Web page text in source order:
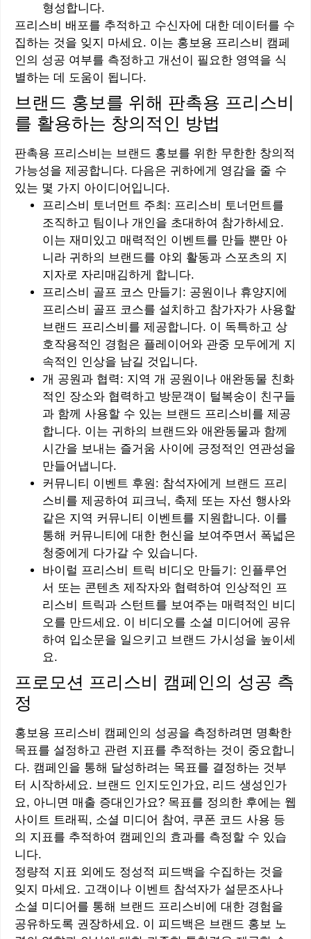
형성합니다.
프리스비 배포를 추적하고 수신자에 대한 데이터를 수
집하는 것을 잊지 마세요. 이는 홍보용 프리스비 캠페
인의 성공 여부를 측정하고 개선이 필요한 영역을 식
별하는 데 도움이 됩니다.
브랜드 홍보를 위해 판촉용 프리스비
를 활용하는 창의적인 방법
판촉용 프리스비는 브랜드 홍보를 위한 무한한 창의적
가능성을 제공합니다. 다음은 귀하에게 영감을 줄 수
있는 몇 가지 아이디어입니다.
프리스비 토너먼트 주최: 프리스비 토너먼트를
조직하고 팀이나 개인을 초대하여 참가하세요.
이는 재미있고 매력적인 이벤트를 만들 뿐만 아
니라 귀하의 브랜드를 야외 활동과 스포츠의 지
지자로 자리매김하게 합니다.
프리스비 골프 코스 만들기: 공원이나 휴양지에
프리스비 골프 코스를 설치하고 참가자가 사용할
브랜드 프리스비를 제공합니다. 이 독특하고 상
호작용적인 경험은 플레이어와 관중 모두에게 지
속적인 인상을 남길 것입니다.
개 공원과 협력: 지역 개 공원이나 애완동물 친화
적인 장소와 협력하고 방문객이 털복숭이 친구들
과 함께 사용할 수 있는 브랜드 프리스비를 제공
합니다. 이는 귀하의 브랜드와 애완동물과 함께
시간을 보내는 즐거움 사이에 긍정적인 연관성을
만들어냅니다.
커뮤니티 이벤트 후원: 참석자에게 브랜드 프리
스비를 제공하여 피크닉, 축제 또는 자선 행사와
같은 지역 커뮤니티 이벤트를 지원합니다. 이를
통해 커뮤니티에 대한 헌신을 보여주면서 폭넓은
청중에게 다가갈 수 있습니다.
바이럴 프리스비 트릭 비디오 만들기: 인플루언
서 또는 콘텐츠 제작자와 협력하여 인상적인 프
리스비 트릭과 스턴트를 보여주는 매력적인 비디
오를 만드세요. 이 비디오를 소셜 미디어에 공유
하여 입소문을 일으키고 브랜드 가시성을 높이세
요.
프로모션 프리스비 캠페인의 성공 측
정
홍보용 프리스비 캠페인의 성공을 측정하려면 명확한
목표를 설정하고 관련 지표를 추적하는 것이 중요합니
다. 캠페인을 통해 달성하려는 목표를 결정하는 것부
터 시작하세요. 브랜드 인지도인가요, 리드 생성인가
요, 아니면 매출 증대인가요? 목표를 정의한 후에는 웹
사이트 트래픽, 소셜 미디어 참여, 쿠폰 코드 사용 등
의 지표를 추적하여 캠페인의 효과를 측정할 수 있습
니다.
정량적 지표 외에도 정성적 피드백을 수집하는 것을
잊지 마세요. 고객이나 이벤트 참석자가 설문조사나
소셜 미디어를 통해 브랜드 프리스비에 대한 경험을
공유하도록 권장하세요. 이 피드백은 브랜드 홍보 노